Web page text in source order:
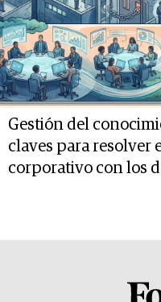
Gestión del
claves para resolver
corporativo con los